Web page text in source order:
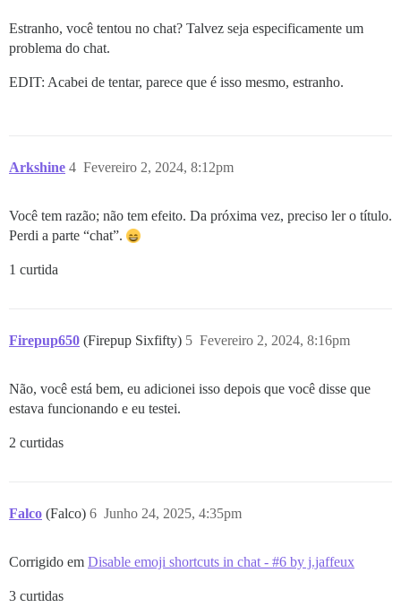
Estranho, você tentou no chat? Talvez seja especificamente um
problema do chat.
EDIT: Acabei de tentar, parece que é isso mesmo, estranho.
Arkshine Fevereiro 2, 2024, 8:12pm
4
Você tem razão; não tem efeito. Da próxima vez, preciso ler o título.
Perdi a parte “chat”.
1 curtida
Firepup650 (Firepup Sixfifty) Fevereiro 2, 2024, 8:16pm
5
Não, você está bem, eu adicionei isso depois que você disse que
estava funcionando e eu testei.
2 curtidas
Falco (Falco) Junho 24, 2025, 4:35pm
6
Corrigido em Disable emoji shortcuts in chat - #6 by j.jaffeux
3 curtidas